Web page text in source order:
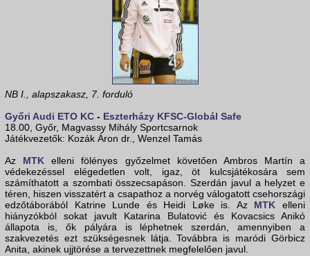
NB I., alapszakasz, 7. forduló
Győri Audi ETO KC - Eszterházy KFSC-Globál Safe
18.00, Győr, Magvassy Mihály Sportcsarnok
Játékvezetők: Kozák Áron dr., Wenzel Tamás
Az MTK elleni fölényes győzelmet követően Ambros Martín a
védekezéssel elégedetlen volt, igaz, öt kulcsjátékosára sem
számíthatott a szombati összecsapáson. Szerdán javul a helyzet e
téren, hiszen visszatért a csapathoz a norvég válogatott csehországi
edzőtáborából Katrine Lunde és Heidi Løke is. Az MTK elleni
hiányzókból sokat javult Katarina Bulatović és Kovacsics Anikó
állapota is, ők pályára is léphetnek szerdán, amennyiben a
szakvezetés ezt szükségesnek látja. Továbbra is maródi Görbicz
Anita, akinek ujjtörése a tervezettnek megfelelően javul.